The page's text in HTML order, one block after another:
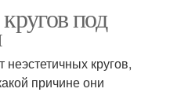
под
кругов,
причине они